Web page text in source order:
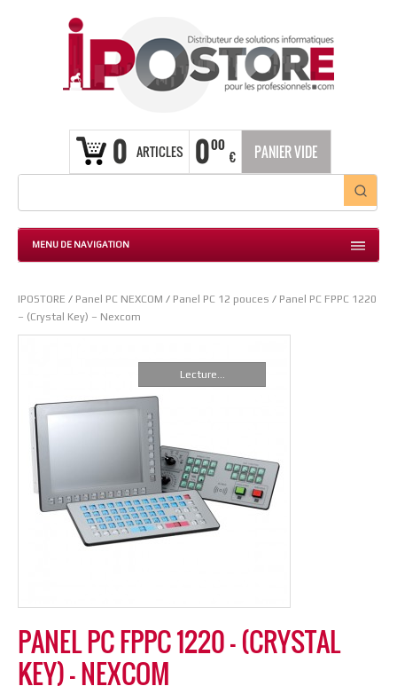
0 ARTICLES 000
€ PANIER VIDE
MENU DE NAVIGATION
IPOSTORE / Panel PC NEXCOM / Panel PC 12 pouces / Panel PC FPPC 1220
– (Crystal Key) – Nexcom
Lecture...
PANEL PC FPPC 1220 – (CRYSTAL
KEY) – NEXCOM